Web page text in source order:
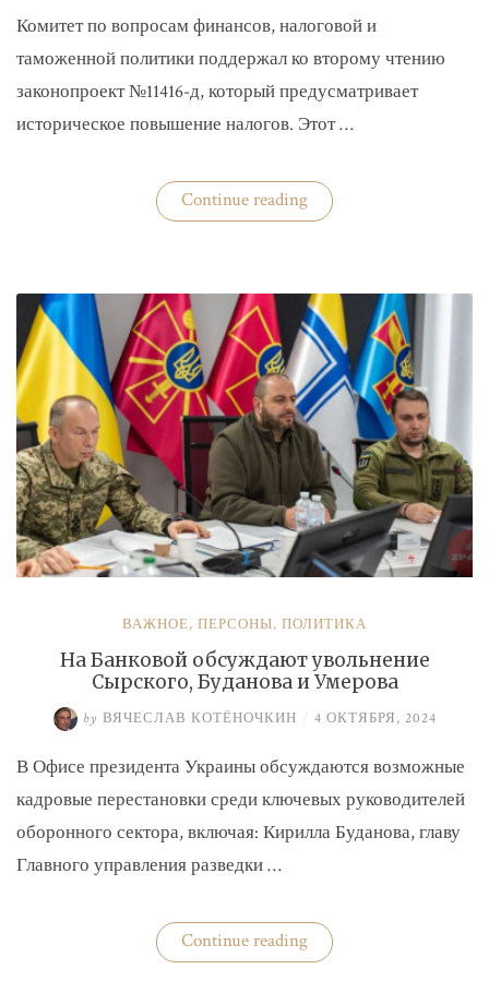
Комитет по вопросам финансов, налоговой и
таможенной политики поддержал ко второму чтению
законопроект №11416-д, который предусматривает
историческое повышение налогов. Этот …
Continue reading«Комитет
ВР
налогов»
ВАЖНОЕ, ПЕРСОНЫ, ПОЛИТИКА
На Банковой обсуждают увольнение
Сырского, Буданова и Умерова
by ВЯЧЕСЛАВ КОТЁНОЧКИН / 4 ОКТЯБРЯ, 2024
В Офисе президента Украины обсуждаются возможные
кадровые перестановки среди ключевых руководителей
оборонного сектора, включая: Кирилла Буданова, главу
Главного управления разведки …
Continue reading«На
Банковой